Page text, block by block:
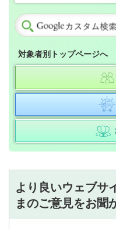
対象者別トップページへ
より良いウェブサ
まのご意見をお聞